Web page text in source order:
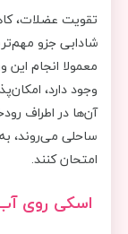
تقویت عضلات،
شادابی جزو
معمولا انجام
وجود دارد،
آن‌ها در اطراف
ساحلی می‌روند،
امتحان کنند.
اسکی روی